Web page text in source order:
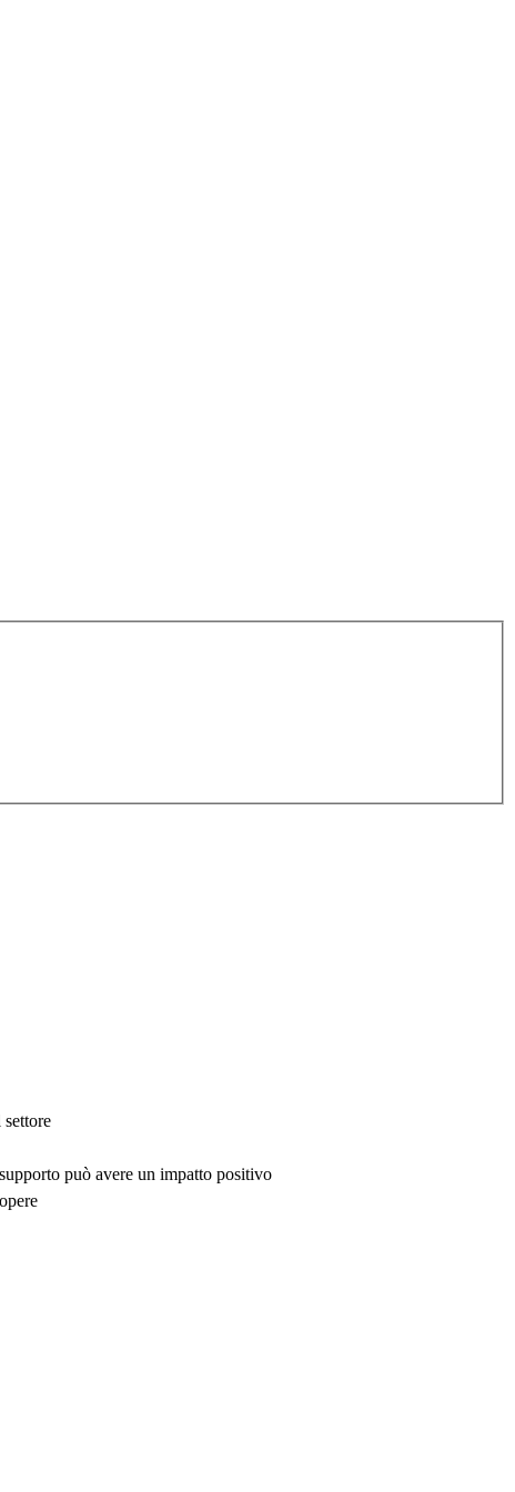
può avere un impatto positivo